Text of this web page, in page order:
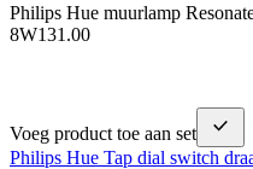
Philips Hue muurlamp
8W131.00
Voeg product toe aan set
Philips Hue Tap dial switch